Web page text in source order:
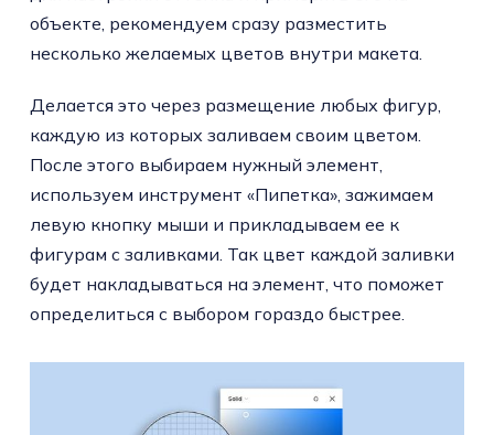
объекте, рекомендуем сразу разместить
несколько желаемых цветов внутри макета.
Делается это через размещение любых фигур,
каждую из которых заливаем своим цветом.
После этого выбираем нужный элемент,
используем инструмент «Пипетка», зажимаем
левую кнопку мыши и прикладываем ее к
фигурам с заливками. Так цвет каждой заливки
будет накладываться на элемент, что поможет
определиться с выбором гораздо быстрее.